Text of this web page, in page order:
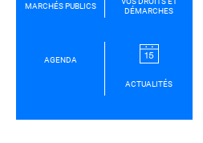
MARCHÉS PUBLICS
DÉMARCHES
AGENDA
ACTUALITÉS